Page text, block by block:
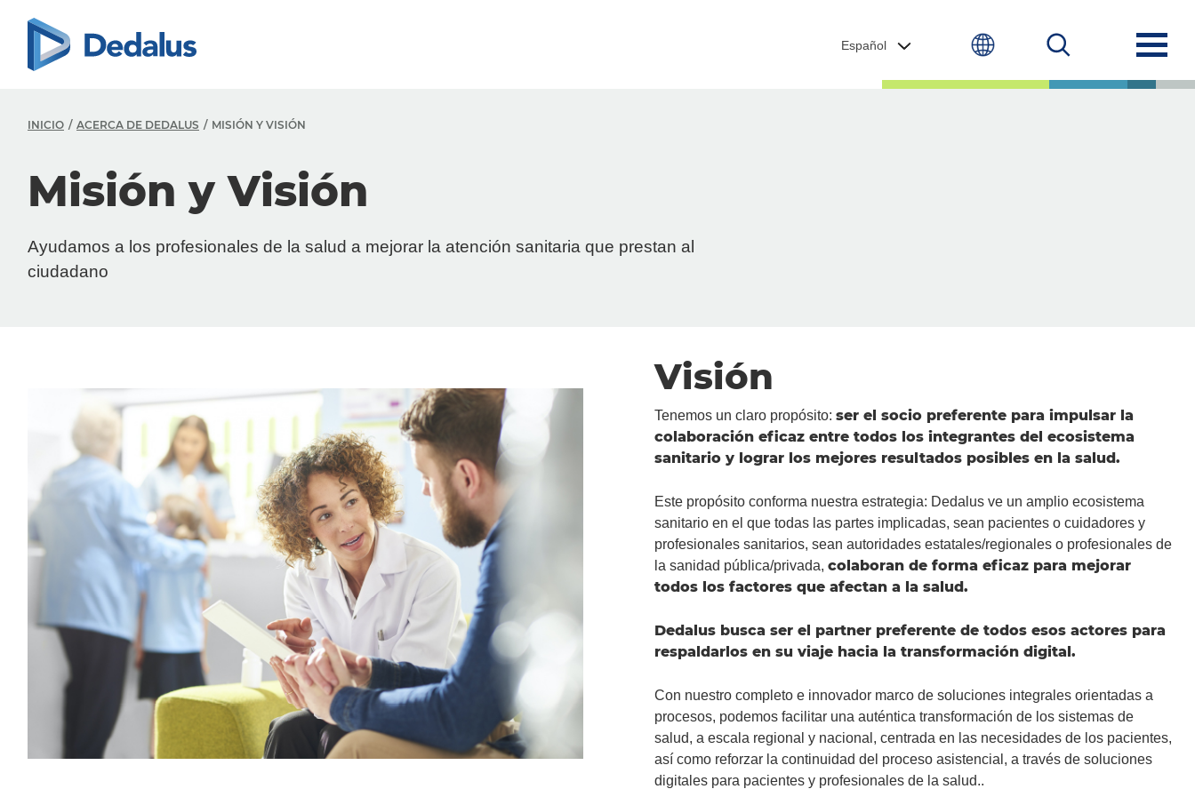
Español
Misión y Visión
Cumplimiento Regulatorio
Presencia geográfica
Alianzas estratégicas
INICIO ACERCA DE DEDALUS MISIÓN Y VISIÓN
Misión y Visión
Ayudamos a los profesionales de la salud a mejorar la atención sanitaria que prestan al
ciudadano
Visión
Tenemos un claro propósito: ser el socio preferente para impulsar la
colaboración eficaz entre todos los integrantes del ecosistema
sanitario y lograr los mejores resultados posibles en la salud.
Este propósito conforma nuestra estrategia: Dedalus ve un amplio ecosistema
sanitario en el que todas las partes implicadas, sean pacientes o cuidadores y
profesionales sanitarios, sean autoridades estatales/regionales o profesionales de
la sanidad pública/privada, colaboran de forma eficaz para mejorar
todos los factores que afectan a la salud.
Dedalus busca ser el partner preferente de todos esos actores para
respaldarlos en su viaje hacia la transformación digital.
Con nuestro completo e innovador marco de soluciones integrales orientadas a
procesos, podemos facilitar una auténtica transformación de los sistemas de
salud, a escala regional y nacional, centrada en las necesidades de los pacientes,
así como reforzar la continuidad del proceso asistencial, a través de soluciones
digitales para pacientes y profesionales de la salud..